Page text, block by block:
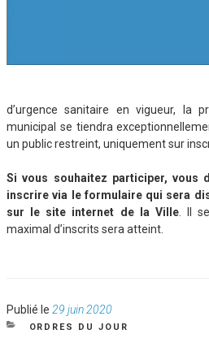
d’urgence sanitaire en vigueur, la
municipal se tiendra
un public restreint, uniquement sur
Si vous souhaitez participer, vous
inscrire via le formulaire qui sera
sur le site internet de la Ville. Il
maximal d’inscrits sera atteint.
Publié le Publié
le
29 juin 2020
CATÉGORIES
ORDRES DU JOUR